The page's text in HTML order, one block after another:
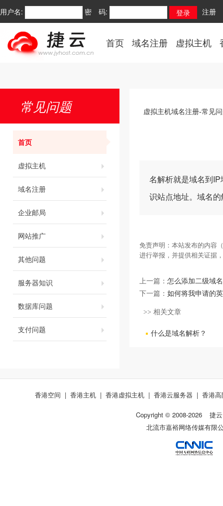
用户名: 密 码: 注册
首页 域名注册 虚拟主机
常见问题
首页
虚拟主机
域名注册
企业邮局
网站推广
其他问题
服务器知识
数据库问题
支付问题
虚拟主机域名注册-常见
名解析就是域名到
识站点地址。域名
免责声明：本站发布的内容
进行举报，并提供相关证据
上一篇： 怎么添加二级域
下一篇： 如何将我申请的
>> 相关文章
什么是域名解析？
香港空间 | 香港主机 | 香港虚拟主机 | 香港云服务器 | 香港
Copyright © 2008-2026
捷云
北流市嘉裕网络传媒有限